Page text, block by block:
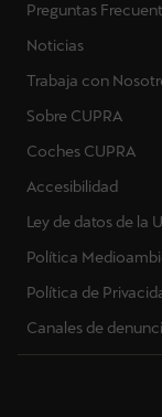
Preguntas
Noticias
Trabaja con
Sobre CUPRA
Coches CUPRA
Accesibilidad
Ley de datos de la
Política
Política de
Canales de